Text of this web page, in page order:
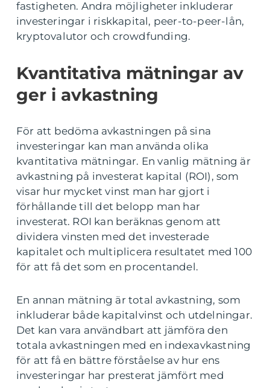
fastigheten. Andra möjligheter inkluderar
investeringar i riskkapital, peer-to-peer-lån,
kryptovalutor och crowdfunding.
Kvantitativa mätningar av
ger i avkastning
För att bedöma avkastningen på sina
investeringar kan man använda olika
kvantitativa mätningar. En vanlig mätning är
avkastning på investerat kapital (ROI), som
visar hur mycket vinst man har gjort i
förhållande till det belopp man har
investerat. ROI kan beräknas genom att
dividera vinsten med det investerade
kapitalet och multiplicera resultatet med 100
för att få det som en procentandel.
En annan mätning är total avkastning, som
inkluderar både kapitalvinst och utdelningar.
Det kan vara användbart att jämföra den
totala avkastningen med en indexavkastning
för att få en bättre förståelse av hur ens
investeringar har presterat jämfört med